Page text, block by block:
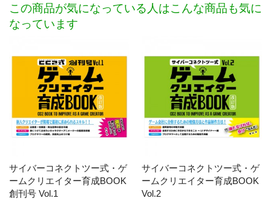
この商品が気になっている人はこんな商品も気に
なっています
サイバーコネクトツー式・ゲ
ームクリエイター育成BOOK
創刊号 Vol.1
サイバーコネクトツー式・ゲ
ームクリエイター育成BOOK
Vol.2